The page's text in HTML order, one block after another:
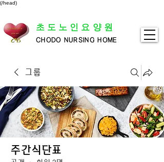
(/head)
초도노인요양원
CHODO NURSING HOME
그룹
주간식단표